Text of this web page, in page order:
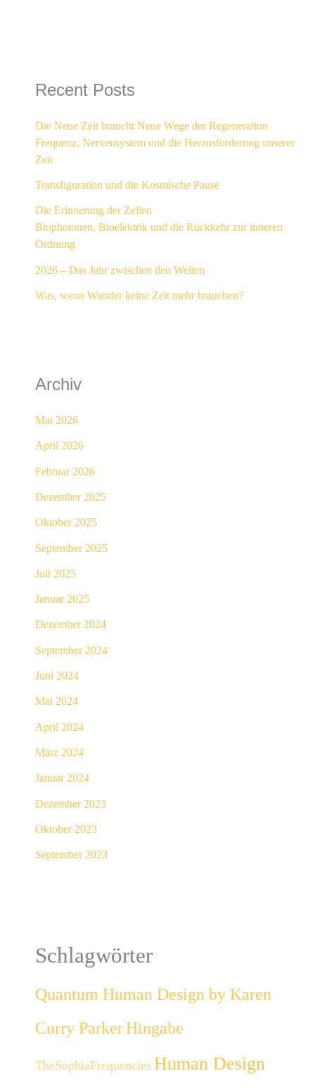
Recent Posts
Die Neue Zeit braucht Neue Wege der Regeneration
Frequenz, Nervensystem und die Herausforderung unserer
Zeit
Transfiguration und die Kosmische Pause
Die Erinnerung der Zellen
Biophotonen, Bioelektrik und die Rückkehr zur inneren
Ordnung
2026 – Das Jahr zwischen den Welten
Was, wenn Wunder keine Zeit mehr brauchen?
Archiv
Mai 2026
April 2026
Februar 2026
Dezember 2025
Oktober 2025
September 2025
Juli 2025
Januar 2025
Dezember 2024
September 2024
Juni 2024
Mai 2024
April 2024
März 2024
Januar 2024
Dezember 2023
Oktober 2023
September 2023
Schlagwörter
Quantum Human Design by Karen
Curry ParkerHingabe
TheSophiaFrequencies Human Design